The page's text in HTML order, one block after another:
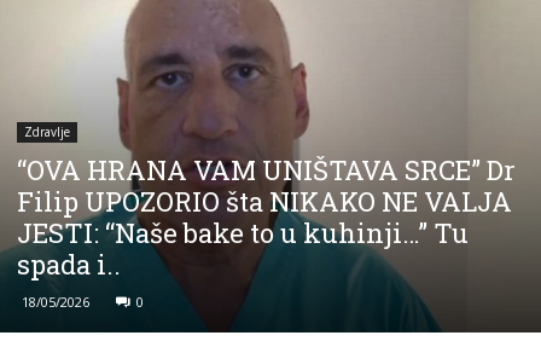
INFO
Zdravlje
“OVA HRANA VAM UNIŠTAVA SRCE” Dr
Filip UPOZORIO šta NIKAKO NE VALJA
JESTI: “Naše bake to u kuhinji…” Tu
spada i..
18/05/2026 0